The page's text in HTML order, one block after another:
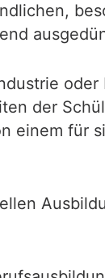
der
einem für